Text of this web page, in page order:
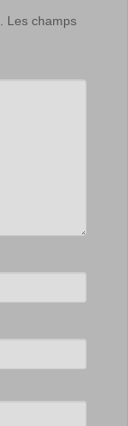
Les champs